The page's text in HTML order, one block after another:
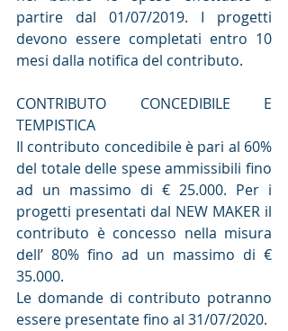
partire dal 01/07/2019. I progetti
devono essere completati entro 10
mesi dalla notifica del contributo.
CONTRIBUTO CONCEDIBILE E
TEMPISTICA
Il contributo concedibile è pari al 60%
del totale delle spese ammissibili fino
ad un massimo di € 25.000. Per i
progetti presentati dal NEW MAKER il
contributo è concesso nella misura
dell’ 80% fino ad un massimo di €
35.000.
Le domande di contributo potranno
essere presentate fino al 31/07/2020.